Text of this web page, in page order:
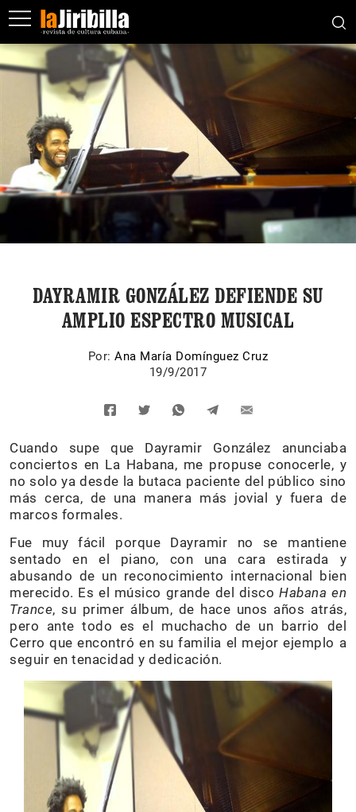
DAYRAMIR GONZÁLEZ DEFIENDE SU
AMPLIO ESPECTRO MUSICAL
Por:Ana María Domínguez Cruz
19/9/2017
Cuando supe que Dayramir González anunciaba
conciertos en La Habana, me propuse conocerle, y
no solo ya desde la butaca paciente del público sino
más cerca, de una manera más jovial y fuera de
marcos formales.
Fue muy fácil porque Dayramir no se mantiene
sentado en el piano, con una cara estirada y
abusando de un reconocimiento internacional bien
merecido. Es el músico grande del discoHabana en
Trance, su primer álbum, de hace unos años atrás,
pero ante todo es el muchacho de un barrio del
Cerro que encontró en su familia el mejor ejemplo a
seguir en tenacidad y dedicación.